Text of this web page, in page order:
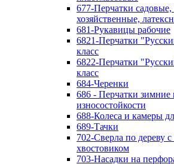
677-Перчатки садовые,
хозяйственные,
681-Рукавицы рабочие
6821-Перчатки
класс
6822-Перчатки
класс
684-Черенки
686 - Перчатки
износостойкости
688-Колеса и камеры
689-Тачки
702-Сверла по дереву
хвостовиком
703-Насадки на